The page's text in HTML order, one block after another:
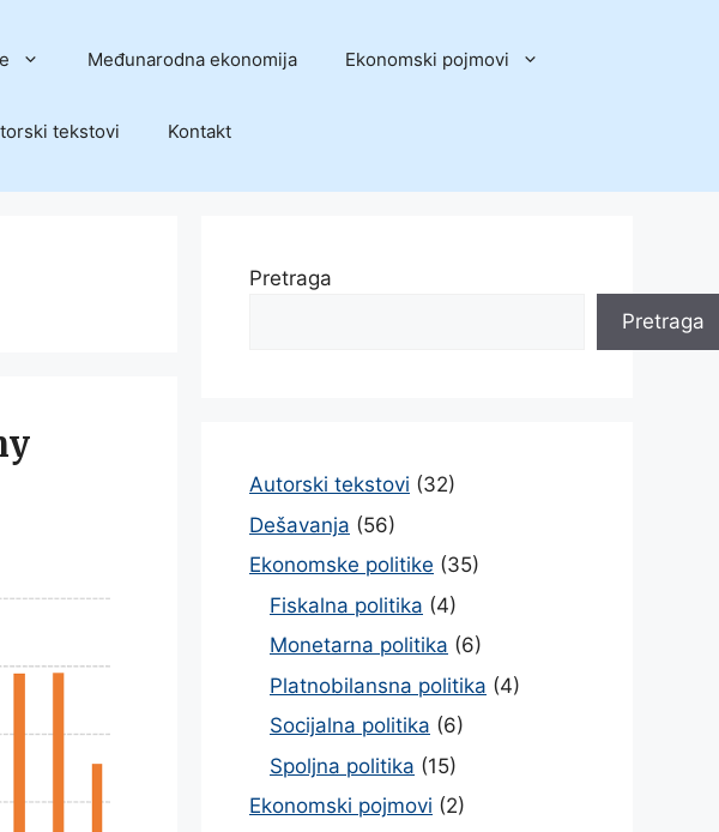
Međunarodna ekonomija Ekonomski pojmovi
tekstovi Kontakt
Pretraga
Pretraga
Autorski tekstovi (32)
Dešavanja (56)
Ekonomske politike (35)
Fiskalna politika (4)
Monetarna politika (6)
Platnobilansna politika (4)
Socijalna politika (6)
Spoljna politika (15)
Ekonomski pojmovi (2)